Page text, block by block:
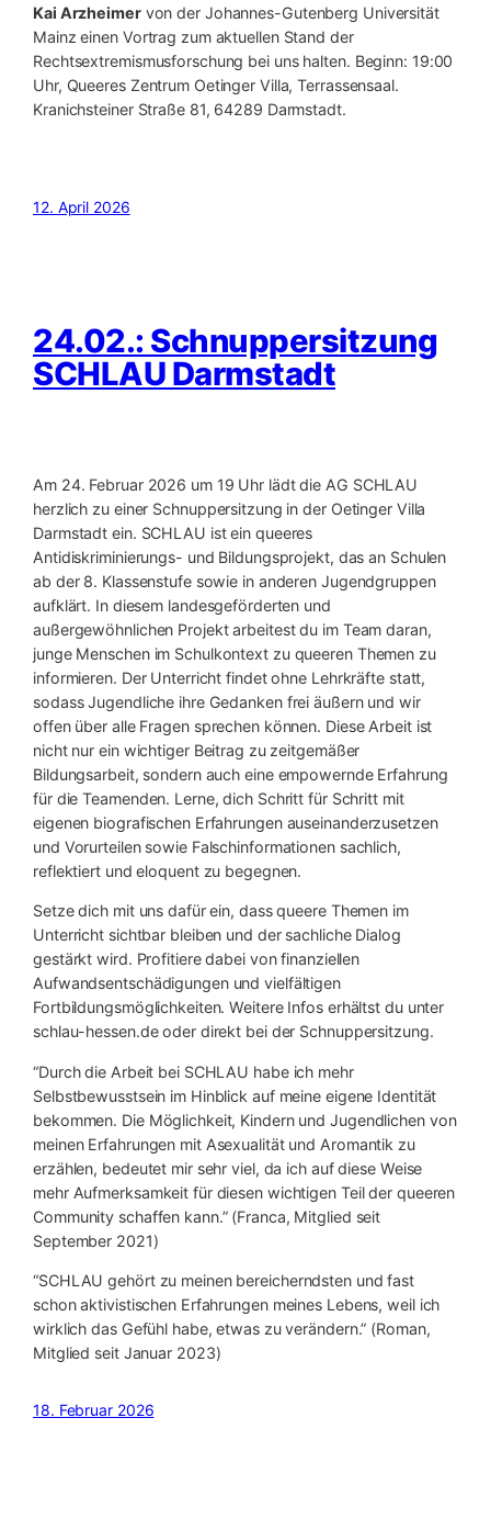
Kai Arzheimervon der Johannes-Gutenberg Universität
Mainz einen Vortrag zum aktuellen Stand der
Rechtsextremismusforschung bei uns halten. Beginn: 19:00
Uhr, Queeres Zentrum Oetinger Villa, Terrassensaal.
Kranichsteiner Straße 81, 64289 Darmstadt.
12. April 2026
24.02.: Schnuppersitzung
SCHLAU Darmstadt
Am 24. Februar 2026 um 19 Uhr lädt die AG SCHLAU
herzlich zu einer Schnuppersitzung in der Oetinger Villa
Darmstadt ein. SCHLAU ist ein queeres
Antidiskriminierungs- und Bildungsprojekt, das an Schulen
ab der 8. Klassenstufe sowie in anderen Jugendgruppen
aufklärt. In diesem landesgeförderten und
außergewöhnlichen Projekt arbeitest du im Team daran,
junge Menschen im Schulkontext zu queeren Themen zu
informieren. Der Unterricht findet ohne Lehrkräfte statt,
sodass Jugendliche ihre Gedanken frei äußern und wir
offen über alle Fragen sprechen können. Diese Arbeit ist
nicht nur ein wichtiger Beitrag zu zeitgemäßer
Bildungsarbeit, sondern auch eine empowernde Erfahrung
für die Teamenden. Lerne, dich Schritt für Schritt mit
eigenen biografischen Erfahrungen auseinanderzusetzen
und Vorurteilen sowie Falschinformationen sachlich,
reflektiert und eloquent zu begegnen.
Setze dich mit uns dafür ein, dass queere Themen im
Unterricht sichtbar bleiben und der sachliche Dialog
gestärkt wird. Profitiere dabei von finanziellen
Aufwandsentschädigungen und vielfältigen
Fortbildungsmöglichkeiten. Weitere Infos erhältst du unter
schlau-hessen.de oder direkt bei der Schnuppersitzung.
“Durch die Arbeit bei SCHLAU habe ich mehr
Selbstbewusstsein im Hinblick auf meine eigene Identität
bekommen. Die Möglichkeit, Kindern und Jugendlichen von
meinen Erfahrungen mit Asexualität und Aromantik zu
erzählen, bedeutet mir sehr viel, da ich auf diese Weise
mehr Aufmerksamkeit für diesen wichtigen Teil der queeren
Community schaffen kann.” (Franca, Mitglied seit
September 2021)
“SCHLAU gehört zu meinen bereicherndsten und fast
schon aktivistischen Erfahrungen meines Lebens, weil ich
wirklich das Gefühl habe, etwas zu verändern.” (Roman,
Mitglied seit Januar 2023)
18. Februar 2026